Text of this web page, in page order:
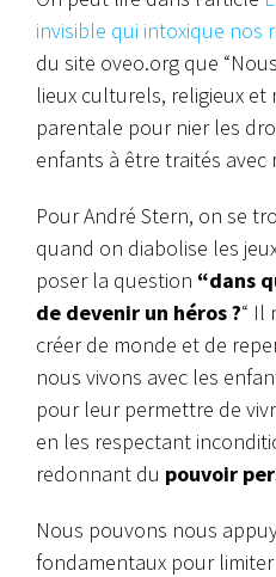
invisible qui intoxique nos
du site oveo.org que
lieux culturels, religieux et
parentale pour nier les
enfants à être traités avec
Pour André Stern, on se
quand on diabolise les
poser la question “dans
de devenir un héros ?“ Il
créer de monde et de
nous vivons avec les
pour leur permettre de
en les respectant
redonnant du pouvoir
Nous pouvons nous
fondamentaux pour limiter